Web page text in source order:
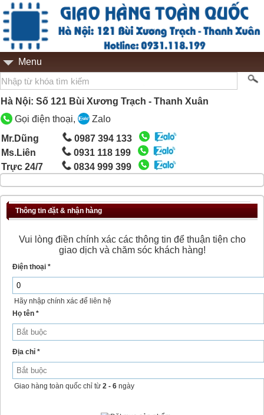
Menu
Hà Nội: Số 121 Bùi Xương Trạch - Thanh Xuân
Gọi điện thoại,
Zalo
Mr.Dũng
0987 394 133
Ms.Liên
0931 118 199
Trực 24/7
0834 999 399
Thông tin đặt & nhận hàng
Vui lòng điền chính xác các thông tin để thuận tiện cho
giao dịch và chăm sóc khách hàng!
Điện thoại *
Hãy nhập chính xác để liên hệ
Họ tên *
Địa chỉ *
Giao hàng toàn quốc chỉ từ 2 - 6 ngày